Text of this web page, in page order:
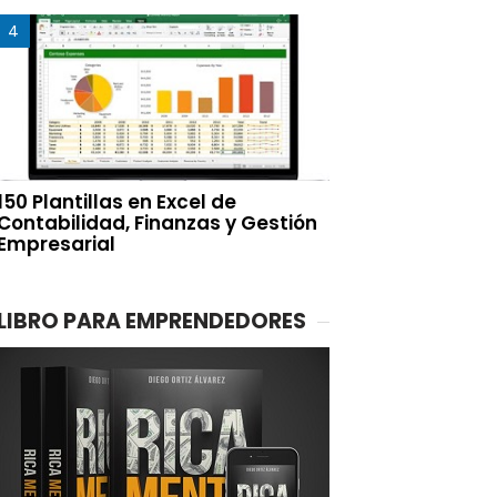
Plantillas en Excel de
Finanzas y Gestión
PARA EMPRENDEDORES